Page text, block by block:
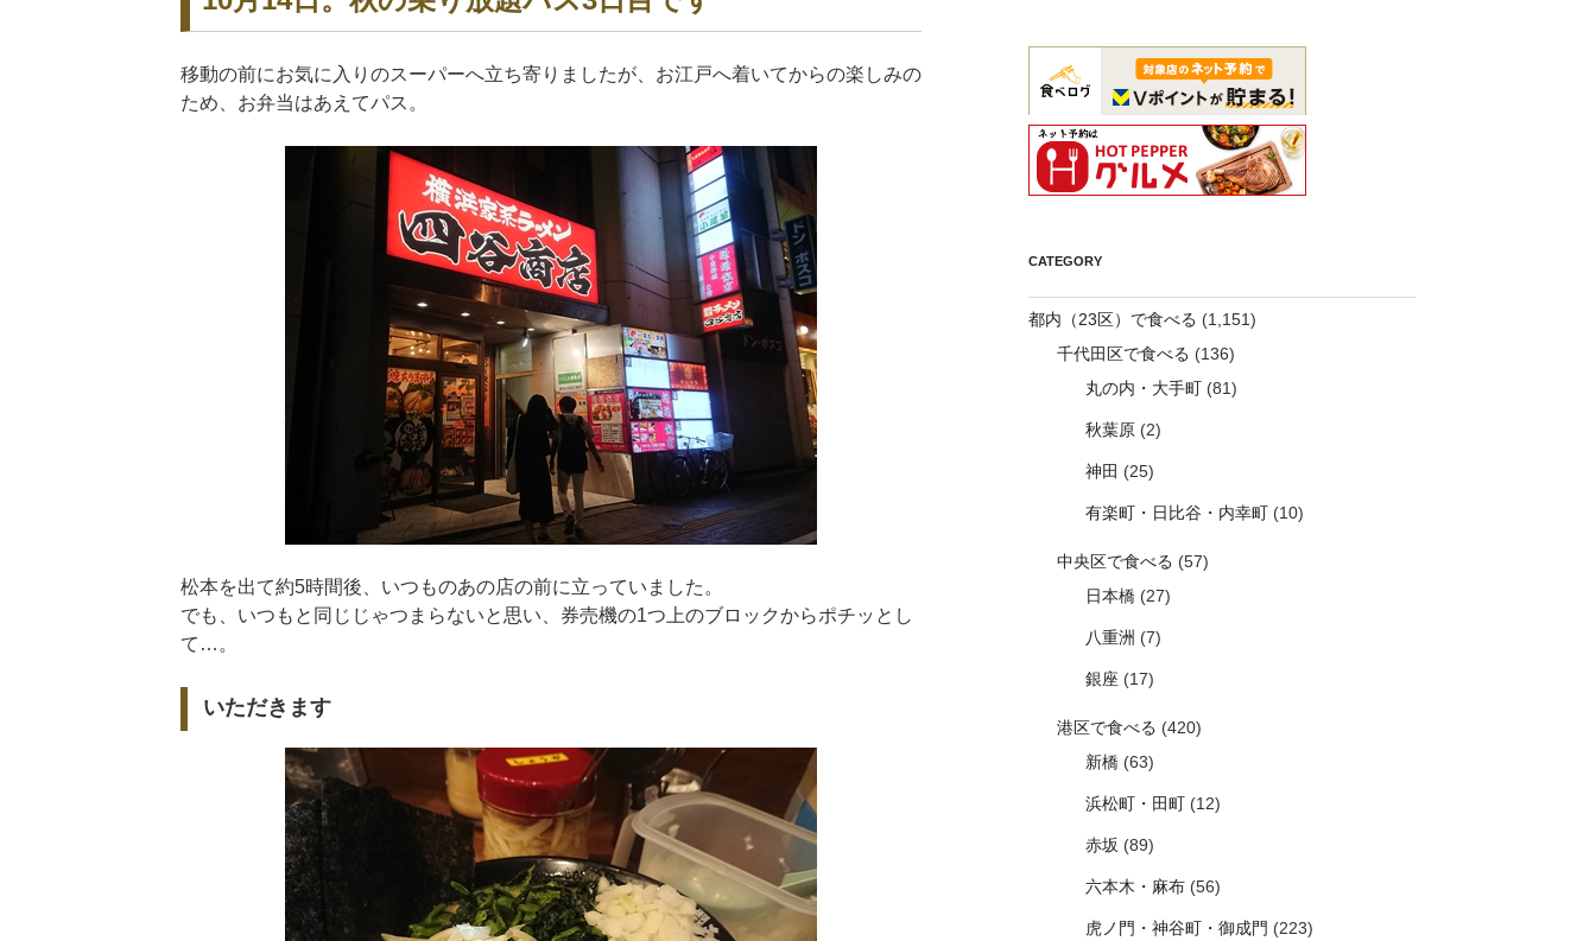
移動の前にお気に入りのスーパーへ立ち寄りましたが、お江戸へ着いてからの楽しみの
ため、お弁当はあえてパス。
松本を出て約5時間後、いつものあの店の前に立っていました。
でも、いつもと同じじゃつまらないと思い、券売機の1つ上のブロックからポチッとし
て…。
いただきます
CATEGORY
都内（23区）で食べる (1,151)
千代田区で食べる (136)
丸の内・大手町 (81)
秋葉原 (2)
神田 (25)
有楽町・日比谷・内幸町 (10)
中央区で食べる (57)
日本橋 (27)
八重洲 (7)
銀座 (17)
港区で食べる (420)
新橋 (63)
浜松町・田町 (12)
赤坂 (89)
六本木・麻布 (56)
虎ノ門・神谷町・御成門 (223)